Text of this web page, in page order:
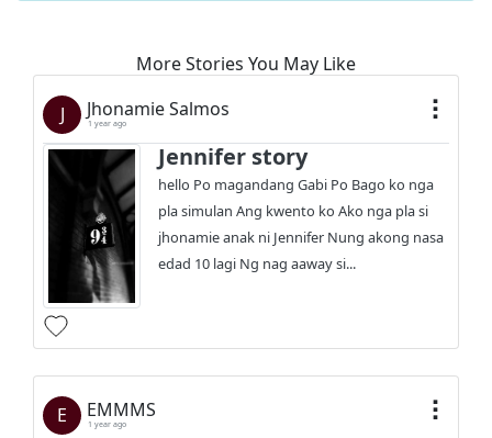
More Stories You May Like
J Jhonamie Salmos
1 year ago
Jennifer story
hello Po magandang Gabi Po Bago ko nga
pla simulan Ang kwento ko Ako nga pla si
jhonamie anak ni Jennifer Nung akong nasa
edad 10 lagi Ng nag aaway si...
E EMMMS
1 year ago